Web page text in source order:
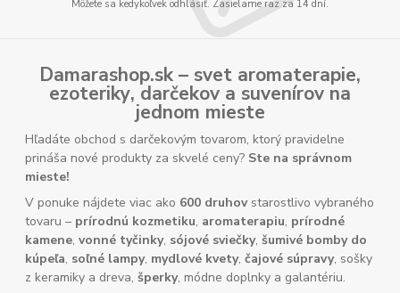
Môžete sa kedykoľvek odhlásiť. Zasielame raz za 14 dní.
Damarashop.sk – svet aromaterapie,
ezoteriky, darčekov a suvenírov na
jednom mieste
Hľadáte obchod s darčekovým tovarom, ktorý pravidelne
prináša nové produkty za skvelé ceny? Ste na správnom
mieste!
V ponuke nájdete viac ako 600 druhovstarostlivo vybraného
tovaru – prírodnú kozmetiku, aromaterapiu, prírodné
kamene,vonné tyčinky, sójové sviečky,šumivé bomby do
kúpeľa, soľné lampy, mydlové kvety,čajové súpravy, sošky
z keramiky a dreva,šperky, módne doplnky a galantériu.